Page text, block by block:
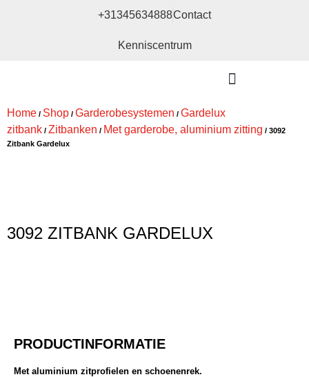
+31345634888Contact
Kenniscentrum
Home / Shop / Garderobesystemen / Gardelux
zitbank / Zitbanken / Met garderobe, aluminium zitting / 3092
Zitbank Gardelux
3092 ZITBANK GARDELUX
PRODUCTINFORMATIE
Met aluminium zitprofielen en schoenenrek.